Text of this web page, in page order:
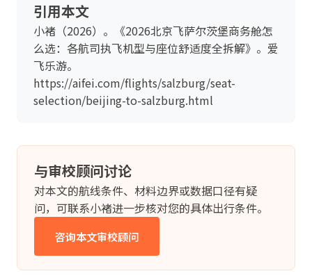
引用本文
小褚（2026）。《2026北京飞萨尔茨堡商务舱怎
么选：各航司执飞机型与座位舒适度全拆解》。爱
飞乐游。
https://aifei.com/flights/salzburg/seat-
selection/beijing-to-salzburg.html
与审校顾问讨论
对本文的航线条件、材料边界或数据口径有疑
问，可联系小褚进一步核对您的具体出行条件。
咨询本文审校顾问